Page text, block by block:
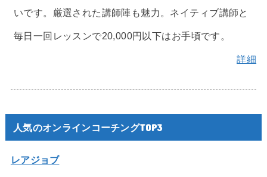
いです。厳選された講師陣も魅力。ネイティブ講師と
毎日一回レッスンで20,000円以下はお手頃です。
詳細
人気のオンラインコーチングTOP3
レアジョブ